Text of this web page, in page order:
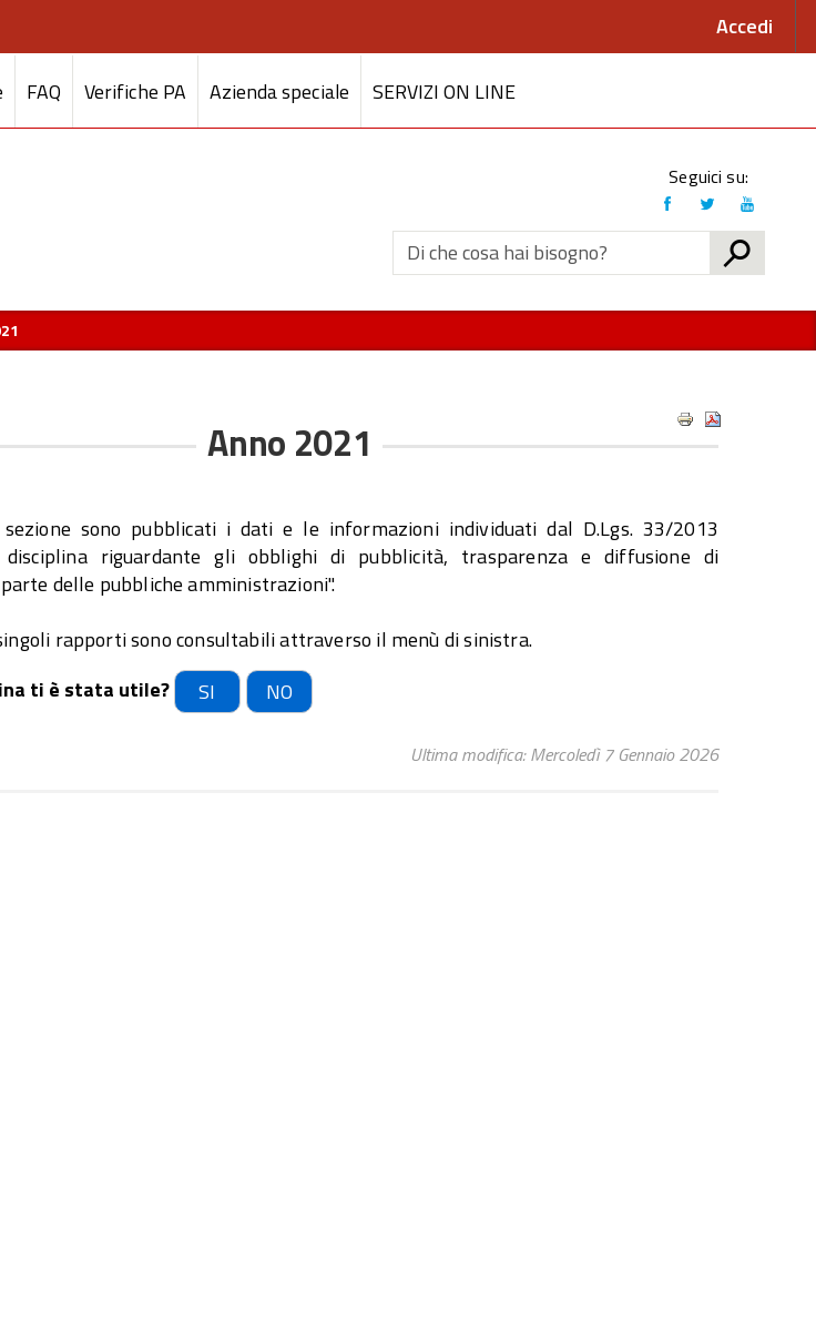
Accedi
social
Seguici su:
FAQ Verifiche PA Azienda speciale SERVIZI ON LINE
Anno 2021
sono pubblicati i dati e le informazioni individuati dal D.Lgs. 33/2013
disciplina riguardante gli obblighi di pubblicità, trasparenza e diffusione di
delle pubbliche amministrazioni".
rapporti sono consultabili attraverso il menù di sinistra.
ti è stata utile?
SI NO
Ultima modifica: Mercoledì 7 Gennaio 2026